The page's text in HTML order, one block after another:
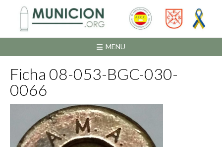
contenido
MENU
Ficha 08-053-BGC-030-
0066